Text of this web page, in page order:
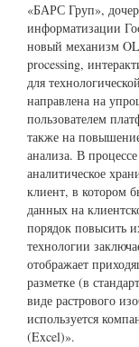
«БАРС Груп»,
информатизации
новый механизм
processing,
для
направлена на
пользователем
также на
анализа. В
аналитическое
клиент, в котором
данных на
порядок повысить
технологии
отображает
разметке (в
виде растрового
используется
(Excel)».